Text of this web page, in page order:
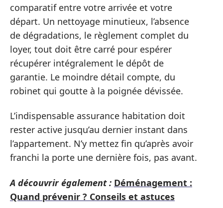
comparatif entre votre arrivée et votre
départ. Un nettoyage minutieux, l’absence
de dégradations, le règlement complet du
loyer, tout doit être carré pour espérer
récupérer intégralement le dépôt de
garantie. Le moindre détail compte, du
robinet qui goutte à la poignée dévissée.
L’indispensable assurance habitation doit
rester active jusqu’au dernier instant dans
l’appartement. N’y mettez fin qu’après avoir
franchi la porte une dernière fois, pas avant.
A découvrir également : Déménagement :
Quand prévenir ? Conseils et astuces